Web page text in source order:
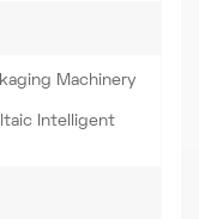
Machinery
Intelligent